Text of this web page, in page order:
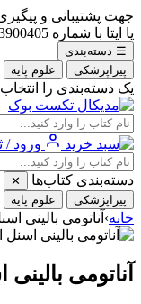
جهت پشتیبانی و
یا ایتا با شماره 09353900405 در ارتباط باشید.
☰ دسته‌بندی
پیراپزشکی
علوم پایه
یک دسته‌بندی را انتخاب
ورود /
دسته‌بندی کتاب‌ها
✕
پیراپزشکی
علوم پایه
خانه› آناتومی بالینی
آناتومی